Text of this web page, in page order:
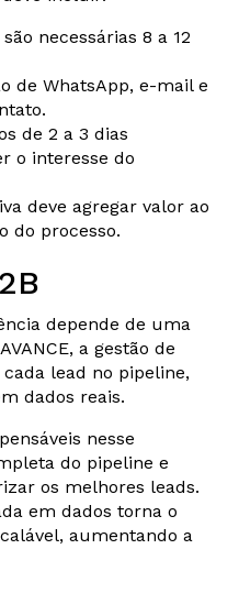
necessárias 8 a 12
de WhatsApp, e-mail e
de 2 a 3 dias
o interesse do
deve agregar valor ao
do processo.
depende de uma
a gestão de
lead no pipeline,
dados reais.
nesse
do pipeline e
os melhores leads.
em dados torna o
aumentando a